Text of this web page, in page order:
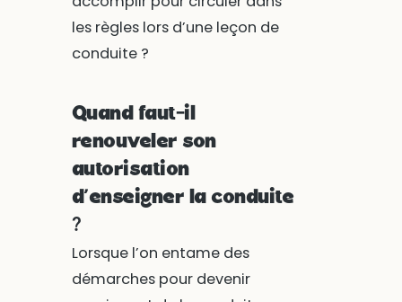
les règles lors d’une leçon de
conduite ?
Quand faut-il
renouveler son
autorisation
d’enseigner la conduite
?
Lorsque l’on entame des
démarches pour devenir